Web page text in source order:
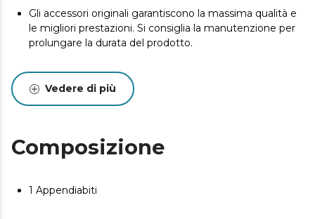
Gli accessori originali garantiscono la massima qualità e
le migliori prestazioni. Si consiglia la manutenzione per
prolungare la durata del prodotto.
Vedere di più
Composizione
1 Appendiabiti